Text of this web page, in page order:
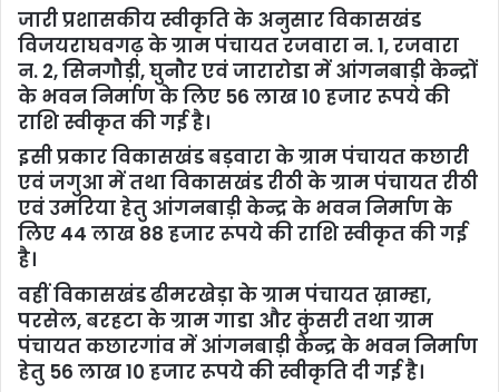
जारी प्रशासकीय स्वीकृति के अनुसार विकासखंड
विजयराघवगढ़ के ग्राम पंचायत रजवारा न. 1, रजवारा
न. 2, सिनगौड़ी, घुनौर एवं जारारोडा में आंगनबाड़ी केन्द्रों
के भवन निर्माण के लिए 56 लाख 10 हजार रूपये की
राशि स्वीकृत की गई है।
इसी प्रकार विकासखंड बड़वारा के ग्राम पंचायत कछारी
एवं जगुआ में तथा विकासखंड रीठी के ग्राम पंचायत रीठी
एवं उमरिया हेतु आंगनबाड़ी केन्द्र के भवन निर्माण के
लिए 44 लाख 88 हजार रूपये की राशि स्वीकृत की गई
है।
वहीं विकासखंड ढीमरखेड़ा के ग्राम पंचायत ख़ाम्हा,
परसेल, बरहटा के ग्राम गाडा और कुंसरी तथा ग्राम
पंचायत कछारगांव में आंगनबाड़ी केन्द्र के भवन निर्माण
हेतु 56 लाख 10 हजार रूपये की स्वीकृति दी गई है।